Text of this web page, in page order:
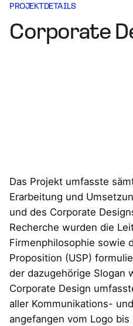
PROJEKTDETAILS
Corporate
Das Projekt umfasste
Erarbeitung und
und des Corporate
Recherche wurden die
Firmenphilosophie sowie
Proposition (USP)
der dazugehörige Slogan
Corporate Design
aller Kommunikations-
angefangen vom Logo